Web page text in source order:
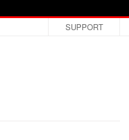
SUPPORT